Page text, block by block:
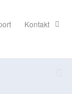
Kontakt